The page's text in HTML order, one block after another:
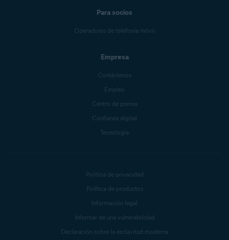
Para socios
Operadores de telefonía móvil
Empresa
Contáctenos
Empleo
Centro de prensa
Confianza digital
Tecnología
Política de privacidad
Política de productos
Información legal
Informar de una vulnerabilidad
Declaración sobre la esclavitud moderna